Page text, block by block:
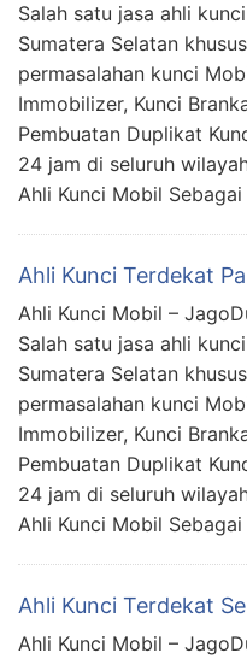
Salah satu jasa ahli
Sumatera Selatan
permasalahan kunci
Immobilizer, Kunci
Pembuatan Duplikat
24 jam di seluruh
Ahli Kunci Mobil
Ahli Kunci Terdekat
Ahli Kunci Mobil –
Salah satu jasa ahli
Sumatera Selatan
permasalahan kunci
Immobilizer, Kunci
Pembuatan Duplikat
24 jam di seluruh
Ahli Kunci Mobil
Ahli Kunci Terdekat
Ahli Kunci Mobil –